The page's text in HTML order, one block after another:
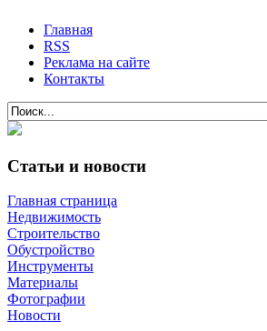
Главная
RSS
Реклама на сайте
Контакты
Статьи и новости
Главная страница
Недвижимость
Строительство
Обустройство
Инструменты
Материалы
Фотографии
Новости